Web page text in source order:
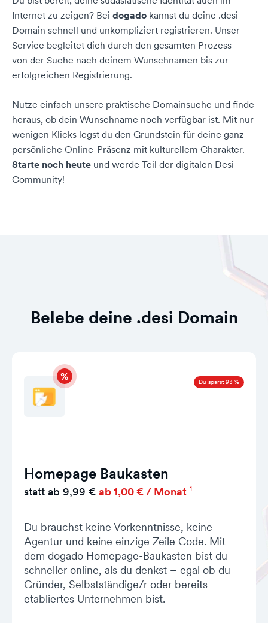
Internet zu zeigen? Bei dogado kannst du deine .desi-
Domain schnell und unkompliziert registrieren. Unser
Service begleitet dich durch den gesamten Prozess –
von der Suche nach deinem Wunschnamen bis zur
erfolgreichen Registrierung.
Nutze einfach unsere praktische Domainsuche und finde
heraus, ob dein Wunschname noch verfügbar ist. Mit nur
wenigen Klicks legst du den Grundstein für deine ganz
persönliche Online-Präsenz mit kulturellem Charakter.
Starte noch heute und werde Teil der digitalen Desi-
Community!
Belebe deine .desi Domain
Du sparst 93 %
Homepage Baukasten
statt ab 9,99 € ab 1,00 € / Monat 1
Du brauchst keine Vorkenntnisse, keine
Agentur und keine einzige Zeile Code. Mit
dem dogado Homepage-Baukasten bist du
schneller online, als du denkst – egal ob du
Gründer, Selbstständige/r oder bereits
etabliertes Unternehmen bist.